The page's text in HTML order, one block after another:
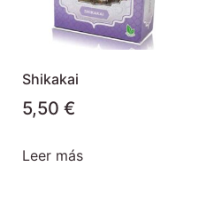
Shikakai
5,50 €
Leer más